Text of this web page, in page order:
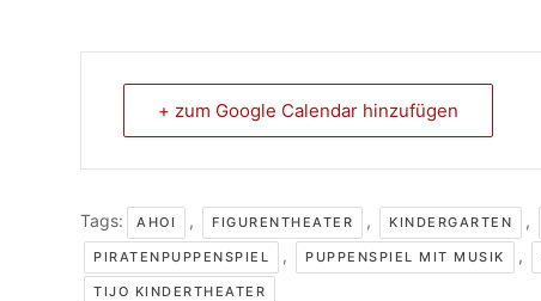
+ zum Google Calendar hinzufügen
Tags: AHOI , FIGURENTHEATER , KINDERGARTEN ,
PIRATENPUPPENSPIEL , PUPPENSPIEL MIT MUSIK ,
TIJO KINDERTHEATER